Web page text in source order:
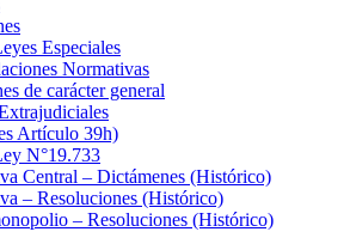
Especiales
Normativas
de carácter general
Artículo 39h)
N°19.733
Central – Dictámenes (Histórico)
– Resoluciones (Histórico)
– Resoluciones (Histórico)